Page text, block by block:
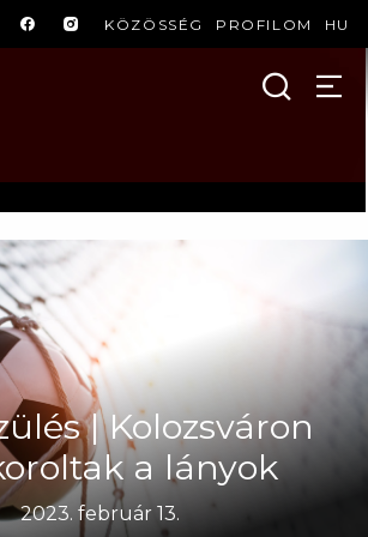
KÖZÖSSÉG PROFILOM HU
| Kolozsváron
a lányok
2023. február 13.